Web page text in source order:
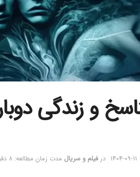
و زندگی
1404-09-11 در فیلم و سریال مدت زمان مطالعه: 8 دقیقه